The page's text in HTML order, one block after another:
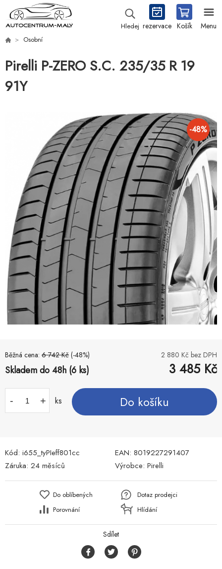
Hledej rezervace Košík Menu
Osobní
Pirelli P-ZERO S.C. 235/35 R 19
91Y
-48%
Běžná cena: 6 742 Kč (-48%) 2 880 Kč bez DPH
Skladem do 48h (6 ks) 3 485 Kč
- + ks Do košíku
Kód: i655_tyPIeff801cc EAN: 8019227291407
Záruka: 24 měsíců Výrobce: Pirelli
Do oblíbených
Porovnání
Dotaz prodejci
Hlídání
Sdílet